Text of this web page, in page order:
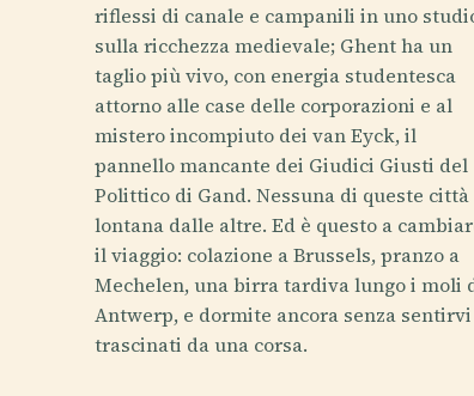
riflessi di canale e campanili in uno
sulla ricchezza medievale; Ghent ha un
taglio più vivo, con energia studentesca
attorno alle case delle corporazioni e al
mistero incompiuto dei van Eyck, il
pannello mancante dei Giudici Giusti del
Polittico di Gand. Nessuna di queste città
lontana dalle altre. Ed è questo a
il viaggio: colazione a Brussels, pranzo a
Mechelen, una birra tardiva lungo i moli
Antwerp, e dormite ancora senza sentirvi
trascinati da una corsa.